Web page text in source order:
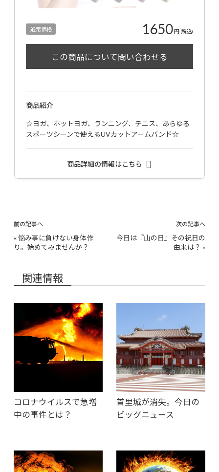
通常価格 1650 円 (税込)
商品紹介
☆ヨガ、ホットヨガ、ランニング、テニス、あらゆる
スポーツシーンで使えるUVカットアームバンド☆
商品詳細の情報はこちら
前の記事へ
«悩み事に負けない身体作
り。始めてみませんか？
次の記事へ
今日は『山の日』その祝日の
由来は？ »
関連情報
コロナウイルスで急増
中の事件とは？
首里城が消失。今日の
ビッグニュース